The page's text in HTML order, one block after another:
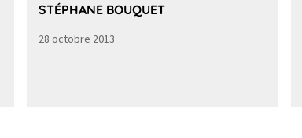
STÉPHANE BOUQUET
28 octobre 2013